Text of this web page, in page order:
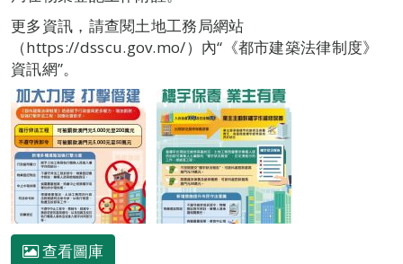
更多資訊，請查閱土地工務局網站
（https://dsscu.gov.mo/）內“《都市建築法律制度》
資訊網”。
查看圖庫